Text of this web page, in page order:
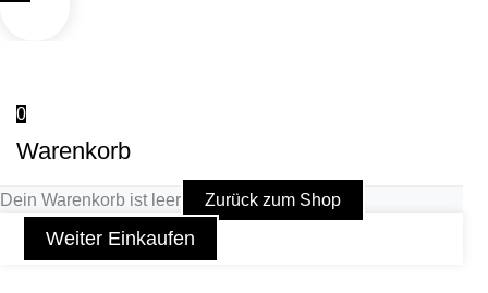
0
Warenkorb
Dein Warenkorb ist leer Zurück zum Shop
Weiter Einkaufen